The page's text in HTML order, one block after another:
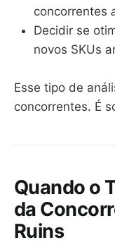
concorrentes
Decidir se
novos SKUs
Esse tipo de
concorrentes. É
Quando o
da
Ruins